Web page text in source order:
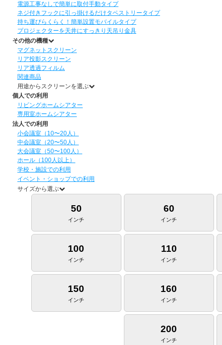
電源工事なしで簡単に取付手動タイプ
ネジ付きフックに引っ掛けるだけタペストリータイプ
持ち運びらくらく！簡単設置モバイルタイプ
プロジェクターを天井にすっきり 天吊り金具
その他の機種
マグネットスクリーン
リア投影スクリーン
リア透過フィルム
関連商品
用途からスクリーンを選ぶ
個人での利用
リビングホームシアター
専用室ホームシアター
法人での利用
小会議室（10〜20人）
中会議室（20〜50人）
大会議室（50〜100人）
ホール（100人以上）
学校・施設での利用
イベント・ショップでの利用
サイズから選ぶ
50
インチ
60
インチ
100
インチ
110
インチ
150
インチ
160
インチ
200
インチ